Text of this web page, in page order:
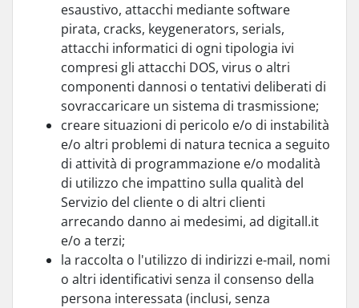
esaustivo, attacchi mediante software
pirata, cracks, keygenerators, serials,
attacchi informatici di ogni tipologia ivi
compresi gli attacchi DOS, virus o altri
componenti dannosi o tentativi deliberati di
sovraccaricare un sistema di trasmissione;
creare situazioni di pericolo e/o di instabilità
e/o altri problemi di natura tecnica a seguito
di attività di programmazione e/o modalità
di utilizzo che impattino sulla qualità del
Servizio del cliente o di altri clienti
arrecando danno ai medesimi, ad digitall.it
e/o a terzi;
la raccolta o l'utilizzo di indirizzi e-mail, nomi
o altri identificativi senza il consenso della
persona interessata (inclusi, senza